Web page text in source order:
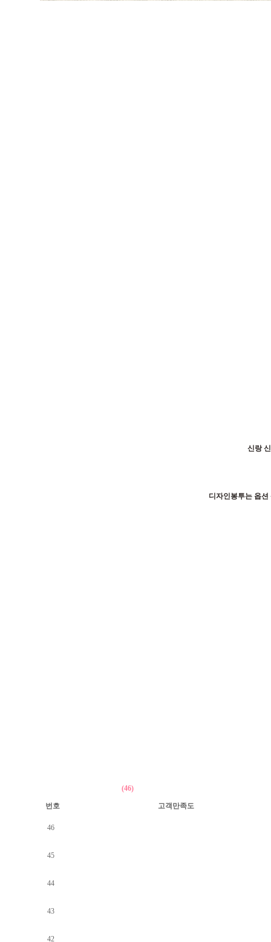
신랑
디자인봉투는 옵
(46)
번호 고객만족도
46
45
44
43
42